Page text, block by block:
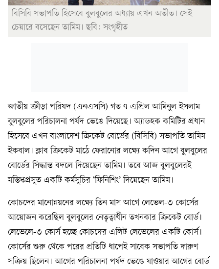
বিসিবি সভাপতি হিসেবে বুলবুলের অধ্যায় এখন অতীত। সেই
চেয়ারে বসেছেন তামিম। ছবি: সংগৃহীত
জাতীয় ক্রীড়া পরিষদ (এনএসসি) গত ৭ এপ্রিল আমিনুল ইসলাম
বুলবুলের পরিচালনা পর্ষদ ভেঙে দিয়েছে। অ্যাডহক কমিটির প্রধান
হিসেবে এখন বাংলাদেশ ক্রিকেট বোর্ডের (বিসিবি) সভাপতি তামিম
ইকবাল। ক্লাব ক্রিকেট মাঠে ফেরানোর লক্ষ্যে কদিন আগে বুলবুলের
বোর্ডের সিদ্ধান্ত বদলে দিয়েছেন তামিম। তবে আজ বুলবুলেরই
মস্তিষ্কপ্রসূত একটি কর্মসূচির ‘ফিনিশিং’ দিয়েছেন তামিম।
কোচদের মানোন্নয়নের লক্ষ্যে তিন মাস আগে লেভেল-৩ কোর্সের
আয়োজন করেছিল বুলবুলের নেতৃত্বাধীন তখনকার ক্রিকেট বোর্ড।
লেভেলে-৩ কোর্স হচ্ছে কোচদের এলিট লেভেলের একটি কোর্স।
কোর্সের শুরু থেকে পরের প্রতিটি ধাপেই সাবেক সভাপতি দারুণ
সক্রিয় ছিলেন। আগের পরিচালনা পর্ষদ ভেঙে যাওয়ার আগের বোর্ড